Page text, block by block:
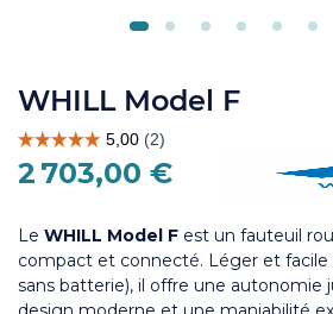
WHILL Model F
2 703,00 €
Le WHILL Model F est un fauteuil
compact et connecté. Léger et facile
sans batterie), il offre une autonomie